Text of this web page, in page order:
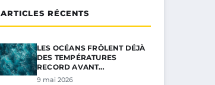
ARTICLES RÉCENTS
LES OCÉANS FRÔLENT DÉJÀ
DES TEMPÉRATURES
RECORD AVANT…
9 mai 2026